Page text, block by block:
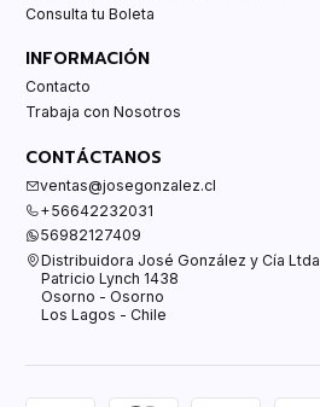
Consulta tu Boleta
INFORMACIÓN
Contacto
Trabaja con Nosotros
CONTÁCTANOS
ventas@josegonzalez.cl
+56642232031
56982127409
Distribuidora José González y Cía Ltda
Patricio Lynch 1438
Osorno - Osorno
Los Lagos - Chile